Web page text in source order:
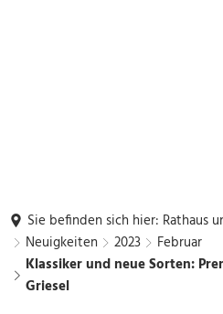
Sie befinden sich hier: Rathaus
Neuigkeiten
2023
Februar
Klassiker und neue Sorten:
Griesel